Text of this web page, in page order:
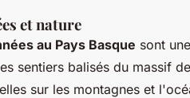
et nature
au Pays Basque sont
sentiers balisés du massif
sur les montagnes et